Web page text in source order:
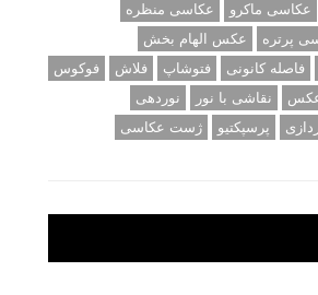
عکاسی ماکرو
عکاسی منظره
پرتره
عکس الهام بخش
فاصله کانونی فتوشاپ فلاش
فوکوس
نقاشی با نور
نوردهی
پرسپکتیو ژست عکاسی